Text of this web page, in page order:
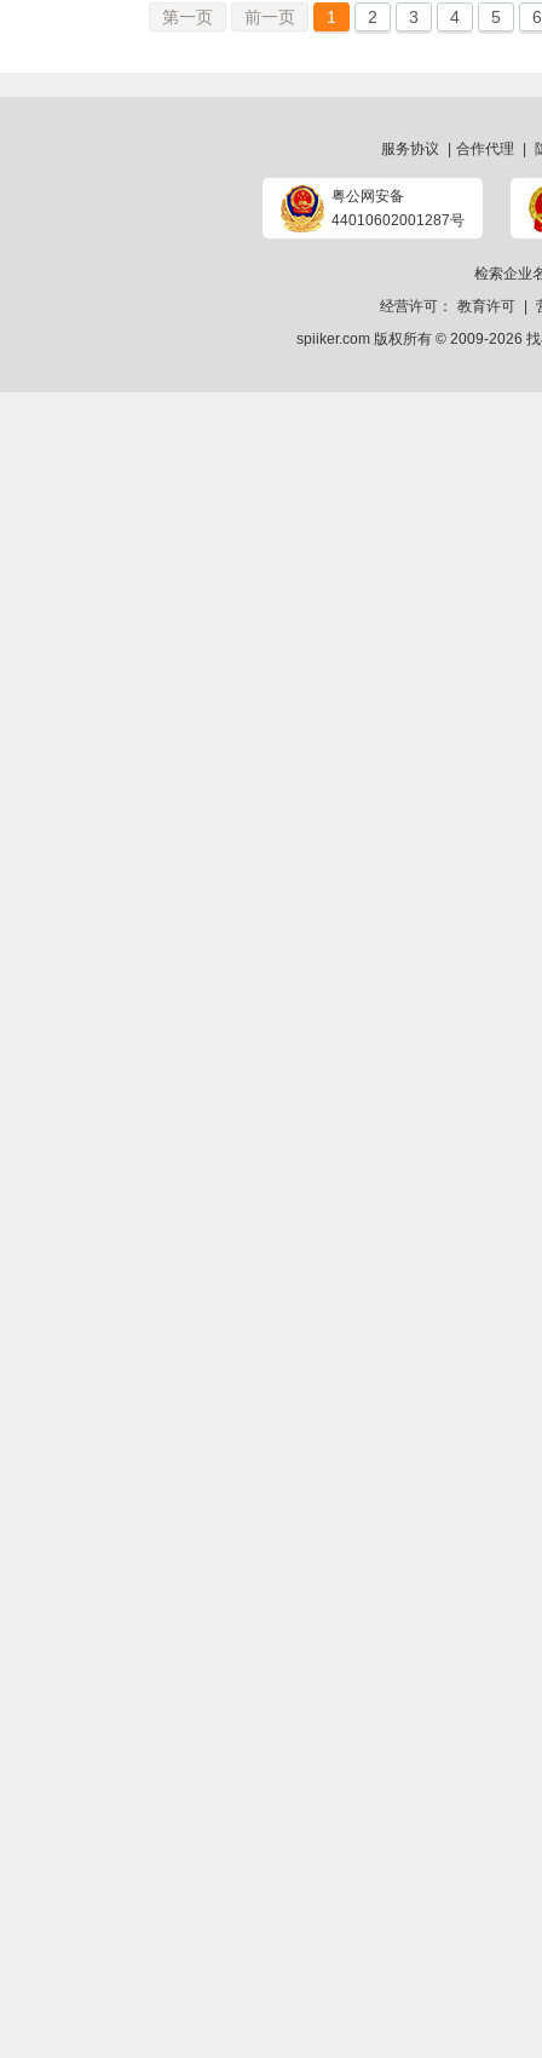
第一页 前一页 1 2 3 4 5 6
服务协议 合作代理
粤公网安备
44010602001287号
检索企业
经营许可：
教育许可
spiiker.com 版权所有 © 2009-2026